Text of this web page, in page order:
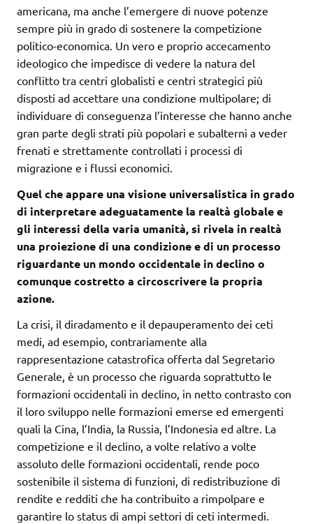
americana, ma anche l’emergere di nuove potenze
sempre più in grado di sostenere la competizione
politico-economica. Un vero e proprio accecamento
ideologico che impedisce di vedere la natura del
conflitto tra centri globalisti e centri strategici più
disposti ad accettare una condizione multipolare; di
individuare di conseguenza l’interesse che hanno anche
gran parte degli strati più popolari e subalterni a veder
frenati e strettamente controllati i processi di
migrazione e i flussi economici.
Quel che appare una visione universalistica in grado
di interpretare adeguatamente la realtà globale e
gli interessi della varia umanità, si rivela in realtà
una proiezione di una condizione e di un processo
riguardante un mondo occidentale in declino o
comunque costretto a circoscrivere la propria
azione.
La crisi, il diradamento e il depauperamento dei ceti
medi, ad esempio, contrariamente alla
rappresentazione catastrofica offerta dal Segretario
Generale, è un processo che riguarda soprattutto le
formazioni occidentali in declino, in netto contrasto con
il loro sviluppo nelle formazioni emerse ed emergenti
quali la Cina, l’India, la Russia, l’Indonesia ed altre. La
competizione e il declino, a volte relativo a volte
assoluto delle formazioni occidentali, rende poco
sostenibile il sistema di funzioni, di redistribuzione di
rendite e redditi che ha contribuito a rimpolpare e
garantire lo status di ampi settori di ceti intermedi.